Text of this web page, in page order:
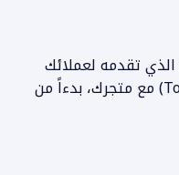
الذي تقدمه لعملائك
والتجربة الفعلية التي يعيشونها في كل نقطة تواصل (Touchpoint) مع متجرك، بدءاً من